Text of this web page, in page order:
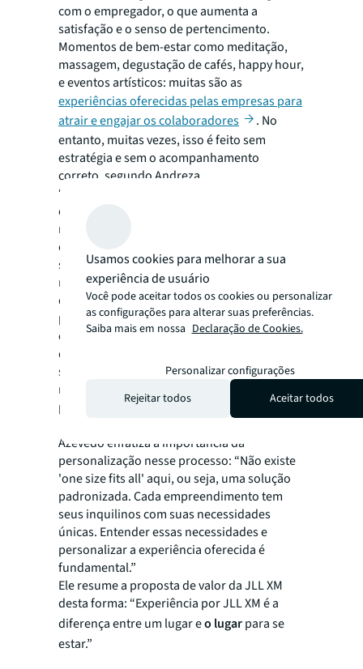
com o empregador, o que aumenta a
satisfação e o senso de pertencimento.
Momentos de bem-estar como meditação,
massagem, degustação de cafés, happy hour,
e eventos artísticos: muitas são as
experiências oferecidas pelas empresas para
atrair e engajar os colaboradores
. No
entanto, muitas vezes, isso é feito sem
estratégia e sem o acompanhamento
correto, segundo Andreza.
“Para implementar uma estratégia de
experiência de forma profissional, é
necessário definir e monitorar indicadores
específicos para isso. Em geral, as empresas
seguem indicadores mais técnicos,
referentes à entrega ou ao consumo de
determinados serviços, mas pouco voltados
para a experiência dos usuários. Temos total
capacidade de ajudar os clientes no desenho
da estratégia, na implementação das
soluções e no monitoramento dos
resultados para atingir os objetivos
pretendidos”, indica a especialista da JLL.
Azevedo enfatiza a importância da
personalização nesse processo: “Não existe
'one size fits all' aqui, ou seja, uma solução
padronizada. Cada empreendimento tem
seus inquilinos com suas necessidades
únicas. Entender essas necessidades e
personalizar a experiência oferecida é
fundamental.”
Ele resume a proposta de valor da JLL XM
desta forma: “Experiência por JLL XM é a
diferença entre um lugar eo lugarpara se
estar.”
Usamos cookies para melhorar a sua
experiência de usuário
Você pode aceitar todos os cookies ou personalizar
as configurações para alterar suas preferências.
Saiba mais em nossa Declaração de Cookies.
Personalizar configurações
Rejeitar todos
Aceitar todos